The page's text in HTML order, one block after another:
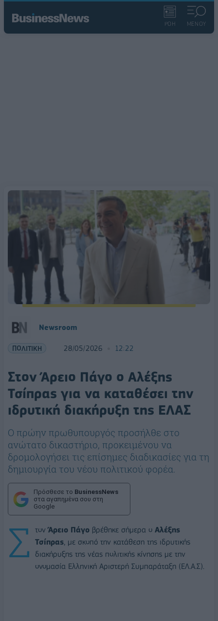
ΡΟΗ ΜΕΝΟΥ
Newsroom
ΠΟΛΙΤΙΚΗ 28/05/2026 12:22
Στον Άρειο Πάγο ο Αλέξης
Τσίπρας για να καταθέσει την
ιδρυτική διακήρυξη της ΕΛΑΣ
Ο πρώην πρωθυπουργός προσήλθε στο
ανώτατο δικαστήριο, προκειμένου να
δρομολογήσει τις επίσημες διαδικασίες για τη
δημιουργία του νέου πολιτικού φορέα.
Πρόσθεσε το BusinessNews
στα αγαπημένα σου στη
Google
Σ τον Άρειο Πάγο βρέθηκε σήμερα ο Αλέξης
Τσίπρας, με σκοπό την κατάθεση της ιδρυτικής
διακήρυξης της νέας πολιτικής κίνησης με την
ονομασία Ελληνική Αριστερή Συμπαράταξη (ΕΛ.Α.Σ).